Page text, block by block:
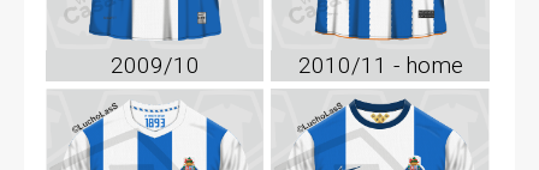
2009/10 2010/11 - home